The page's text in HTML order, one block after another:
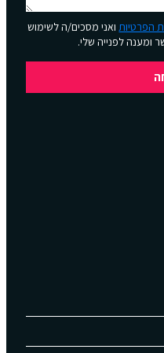
הפרטיותואני מסכים/ה לשימוש
ומענה לפנייה שלי.